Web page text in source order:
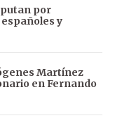
por
y
Martínez
en Fernando